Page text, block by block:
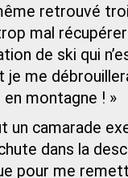
retrouvé
mal
de ski qui
je me
montagne ! »
un camarade
dans la
pour me